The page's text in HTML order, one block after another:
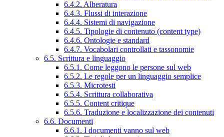
6.4.2. Alberatura
6.4.3. Flussi di interazione
6.4.4. Sistemi di navigazione
6.4.5. Tipologie di contenuto (content type)
6.4.6. Ontologie e standard
6.4.7. Vocabolari controllati e tassonomie
6.5. Scrittura e linguaggio
6.5.1. Come leggono le persone sul web
6.5.2. Le regole per un linguaggio semplice
6.5.3. Microtesti
6.5.4. Scrittura collaborativa
6.5.5. Content critique
6.5.6. Traduzione e localizzazione dei contenuti
6.6. Documenti
6.6.1. I documenti vanno sul web